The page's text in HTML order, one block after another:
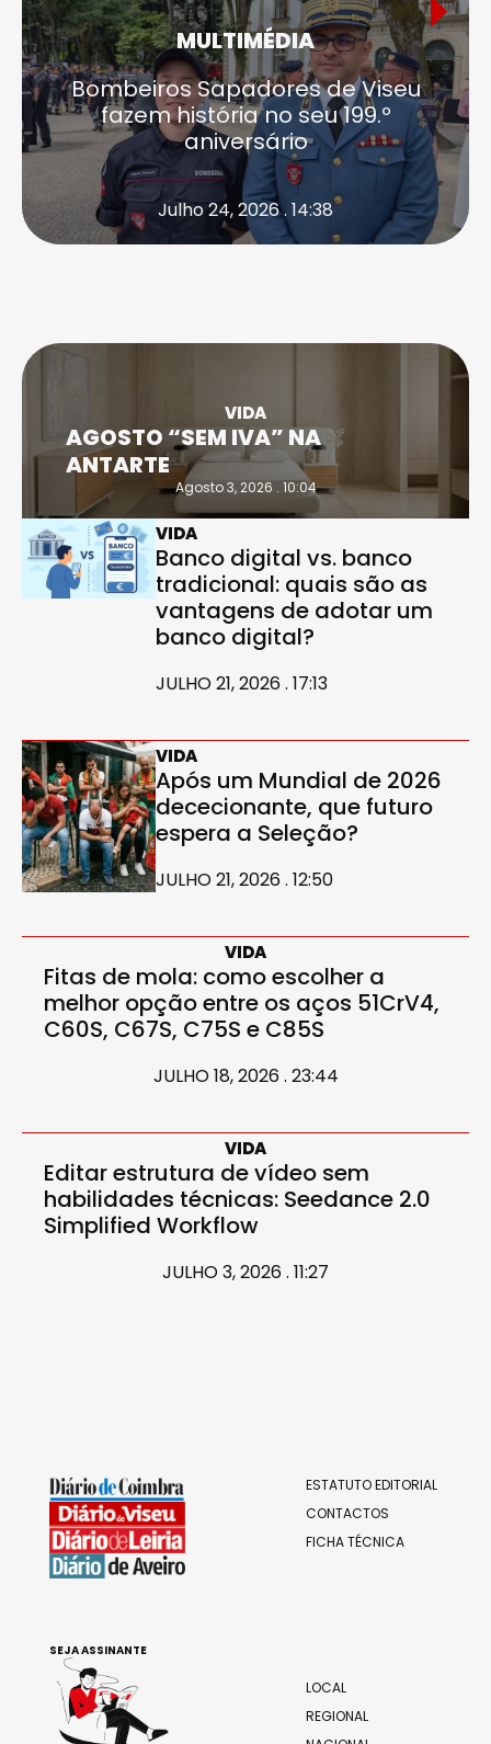
MULTIMÉDIA
Bombeiros Sapadores de Viseu
fazem história no seu 199.º
aniversário
Julho 24, 2026 . 14:38
VIDA
AGOSTO “SEM IVA” NA
ANTARTE
Agosto 3, 2026 . 10:04
VIDA
Banco digital vs. banco
tradicional: quais são as
vantagens de adotar um
banco digital?
JULHO 21, 2026 . 17:13
VIDA
Após um Mundial de 2026
dececionante, que futuro
espera a Seleção?
JULHO 21, 2026 . 12:50
VIDA
Fitas de mola: como escolher a
melhor opção entre os aços 51CrV4,
C60S, C67S, C75S e C85S
JULHO 18, 2026 . 23:44
VIDA
Editar estrutura de vídeo sem
habilidades técnicas: Seedance 2.0
Simplified Workflow
JULHO 3, 2026 . 11:27
ESTATUTO EDITORIAL
CONTACTOS
FICHA TÉCNICA
LOCAL
REGIONAL
SEJA ASSINANTE